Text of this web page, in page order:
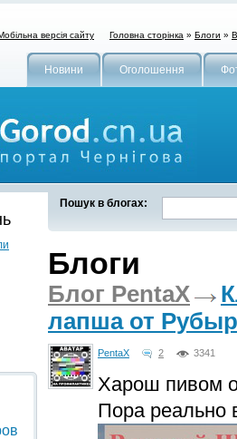
версія сайту Головна сторінка » Блоги »
Новини Оголошення
Пошук в блогах:
Блоги
Блог PentaX
лапша от
PentaX 2 3341
Харош пивом
Пора реально